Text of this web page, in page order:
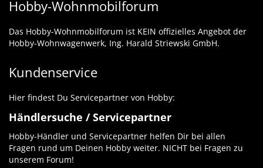
Hobby-Wohnmobilforum
Das Hobby-Wohnmobilforum ist KEIN offizielles Angebot der
Hobby-Wohnwagenwerk, Ing. Harald Striewski GmbH.
Kundenservice
Hier findest Du Servicepartner von Hobby:
Händlersuche / Servicepartner
Hobby-Händler und Servicepartner helfen Dir bei allen
Fragen rund um Deinen Hobby weiter. NICHT bei Fragen zu
unserem Forum!